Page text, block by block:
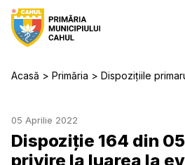
Acasă Primăria Dispozițiile
05 Aprilie 2022
Dispoziție 164 din
privire la luarea la